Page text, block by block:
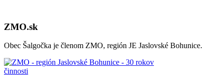
ZMO.sk
Obec Šalgočka je členom ZMO, región JE Jaslovské Bohunice.